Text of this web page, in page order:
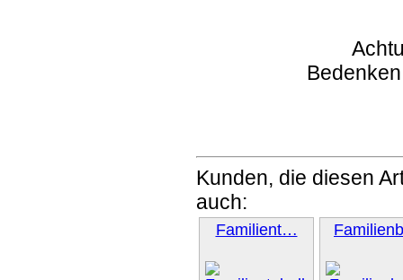
Kunden, die diesen
auch:
Familient…